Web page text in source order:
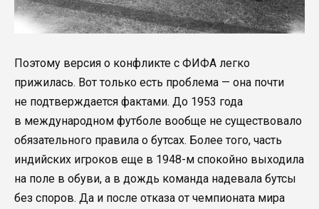
Поэтому версия о конфликте с ФИФА легко
прижилась. Вот только есть проблема — она почти
не подтверждается фактами. До 1953 года
в международном футболе вообще не существовало
обязательного правила о бутсах. Более того, часть
индийских игроков еще в 1948-м спокойно выходила
на поле в обуви, а в дождь команда надевала бутсы
без споров. Да и после отказа от чемпионата мира